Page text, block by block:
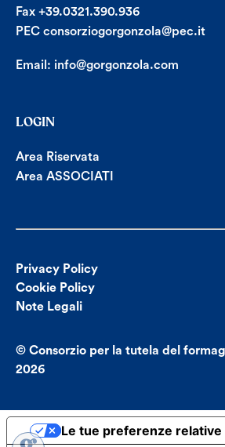
Fax +39.0321.390.936
PEC consorziogorgonzola@pec.it
Email: info@gorgonzola.com
LOGIN
Area Riservata
Area ASSOCIATI
Privacy Policy
Cookie Policy
Note Legali
© Consorzio per la tutela del
2026
Le tue preferenze relative